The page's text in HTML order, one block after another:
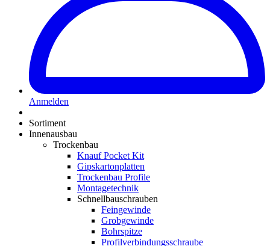
Anmelden
Sortiment
Innenausbau
Trockenbau
Knauf Pocket Kit
Gipskartonplatten
Trockenbau Profile
Montagetechnik
Schnellbauschrauben
Feingewinde
Grobgewinde
Bohrspitze
Profilverbindungsschraube